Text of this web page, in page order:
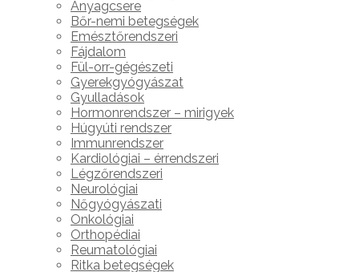
Anyagcsere
Bőr-nemi betegségek
Emésztőrendszeri
Fájdalom
Fül-orr-gégészeti
Gyerekgyógyászat
Gyulladások
Hormonrendszer – mirigyek
Húgyúti rendszer
Immunrendszer
Kardiológiai – érrendszeri
Légzőrendszeri
Neurológiai
Nőgyógyászati
Onkológiai
Orthopédiai
Reumatológiai
Ritka betegségek